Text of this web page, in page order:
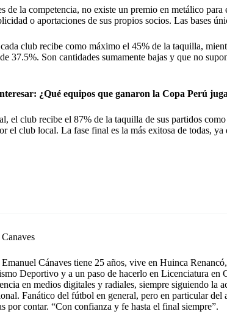
de la competencia, no existe un premio en metálico
o aportaciones de sus propios socios. Las bases
club recibe como máximo el 45% de la taquilla,
37.5%. Son cantidades sumamente bajas y que no
¿Qué equipos que ganaron la Copa Perú
el club recibe el 87% de la taquilla de sus partidos
el club local. La fase final es la más exitosa de todas,
Cánaves tiene 25 años, vive en Huinca
Deportivo y a un paso de hacerlo en Licenciatura
en medios digitales y radiales, siempre siguiendo la
Fanático del fútbol en general, pero en particular del
por contar. “Con confianza y fe hasta el final siempre”.